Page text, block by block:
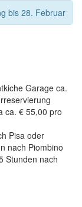
bis 28. Februar
Garage ca.
ca. € 55,00 pro
Pisa oder
nach Piombino
Stunden nach